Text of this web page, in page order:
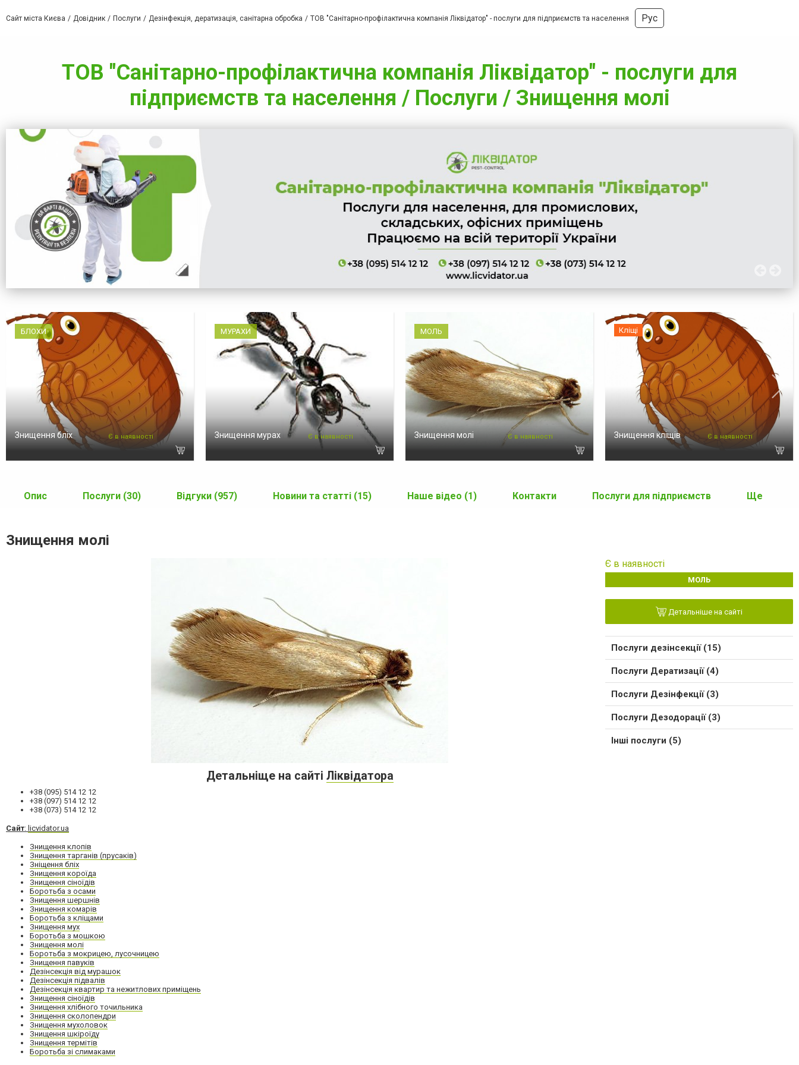
Сайт міста Києва Довідник Послуги Дезінфекція, дератизація, санітарна обробка ТОВ "Санітарно-профілактична компанія Ліквідатор" - послуги для підприємств та населення Рус
ТОВ "Санітарно-профілактична компанія Ліквідатор" - послуги для
підприємств та населення / Послуги / Знищення молі
БЛОХИ
Знищення бліх Є в наявності
МУРАХИ
Знищення мурах Є в наявності
МОЛЬ
Знищення молі Є в наявності
Кліщі
Знищення кліщів Є в наявності
Опис Послуги (30) Відгуки (957) Новини та статті (15) Наше відео (1) Контакти Послуги для підприємств Ще
Знищення молі
Детальніще на сайті Ліквідатора
+38 (095) 514 12 12
+38 (097) 514 12 12
+38 (073) 514 12 12
Сайт: licvidator.ua
Знищення клопів
Знищення тарганів (прусаків)
Зніщення бліх
Знищення короїда
Знищення сіноїдів
Боротьба з осами
Знищення шершнів
Знищення комарів
Боротьба з кліщами
Знищення мух
Боротьба з мошкою
Знищення молі
Боротьба з мокрицею, лусочницею
Знищення павуків
Дезінсекція від мурашок
Дезінсекція підвалів
Дезінсекція квартир та нежитлових приміщень
Знищення сіноїдів
Знищення хлібного точильника
Знищення сколопендри
Знищення мухоловок
Знищення шкіроїду
Знищення термітів
Боротьба зі слимаками
Є в наявності
МОЛЬ
Детальніше на сайті
Послуги дезінсекції (15)
Послуги Дератизації (4)
Послуги Дезінфекції (3)
Послуги Дезодорації (3)
Інші послуги (5)